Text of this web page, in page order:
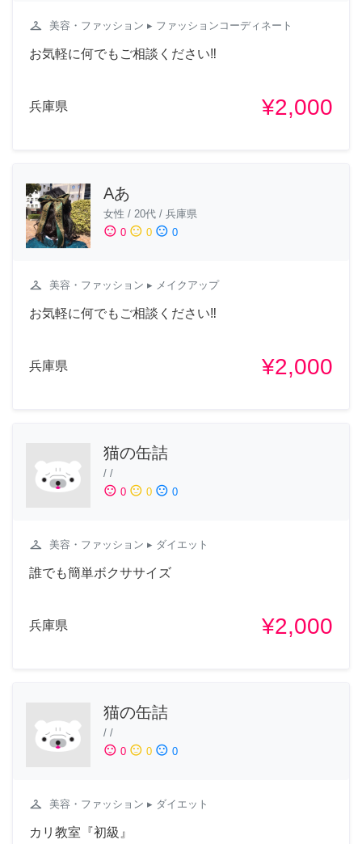
checkroom 美容・ファッション ▸ ファッションコーディネート
お気軽に何でもご相談ください‼︎
兵庫県 ¥2,000
Aあ
女性 / 20代 / 兵庫県
sentiment_satisfied 0 sentiment_neutral 0 sentiment_dissatisfied 0
checkroom 美容・ファッション ▸ メイクアップ
お気軽に何でもご相談ください‼︎
兵庫県 ¥2,000
猫の缶詰
/ /
sentiment_satisfied 0 sentiment_neutral 0 sentiment_dissatisfied 0
checkroom 美容・ファッション ▸ ダイエット
誰でも簡単ボクササイズ
兵庫県 ¥2,000
猫の缶詰
/ /
sentiment_satisfied 0 sentiment_neutral 0 sentiment_dissatisfied 0
checkroom 美容・ファッション ▸ ダイエット
カリ教室『初級』